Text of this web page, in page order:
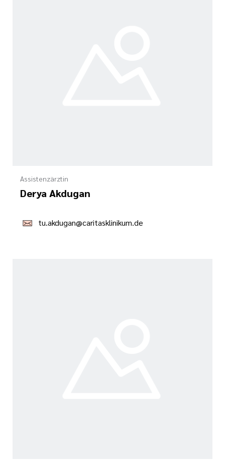
Assistenzärztin
Derya Akdugan
tu.akdugan@caritasklinikum.de